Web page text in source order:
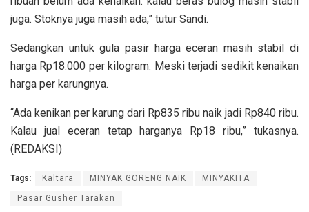
juga. Stoknya juga masih ada,” tutur Sandi.
Sedangkan untuk gula pasir harga eceran masih stabil di
harga Rp18.000 per kilogram. Meski terjadi sedikit kenaikan
harga per karungnya.
“Ada kenikan per karung dari Rp835 ribu naik jadi Rp840 ribu.
Kalau jual eceran tetap harganya Rp18 ribu,” tukasnya.
(REDAKSI)
Tags: Kaltara MINYAK GORENG NAIK MINYAKITA
Pasar Gusher Tarakan